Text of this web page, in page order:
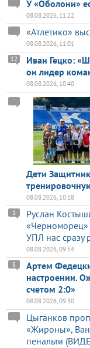
У «Оболони»
08.08.2026, 11:22
«Атлетико»
08.08.2026, 11:01
Иван Гецко:
он лидер
12
08.08.2026, 10:40
Дети
08.08.2026, 10:18
Руслан
«Черноморец»
УПЛ нас сразу
1
08.08.2026, 09:54
Артем
настроении.
счетом 2:0»
8
08.08.2026, 09:30
Цыганков
«Жироны»,
пенальти